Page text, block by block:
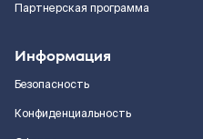
Партнерская программа
Информация
Безопасность
Конфиденциальность